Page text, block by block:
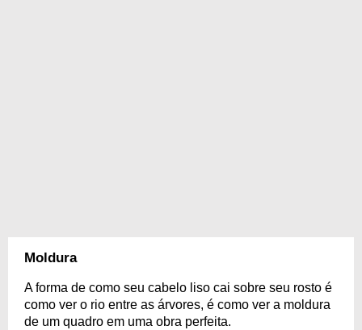
Moldura
A forma de como seu cabelo liso cai sobre seu rosto é
como ver o rio entre as árvores, é como ver a moldura
de um quadro em uma obra perfeita.